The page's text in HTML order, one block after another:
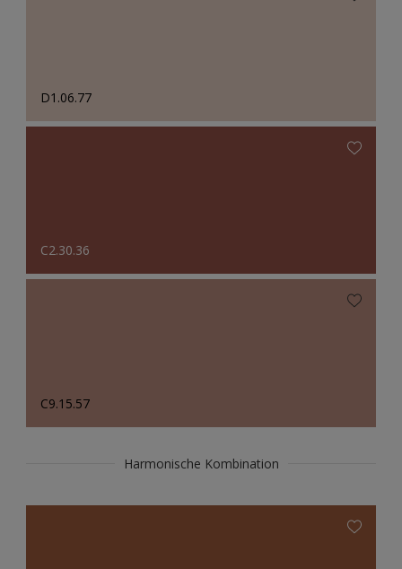
D1.06.77
C2.30.36
C9.15.57
Harmonische Kombination